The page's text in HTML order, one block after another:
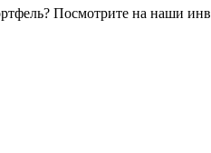
Посмотрите на наши